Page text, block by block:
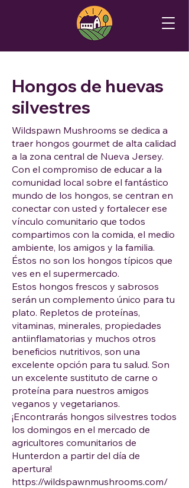
Hongos de huevas
silvestres
Wildspawn Mushrooms se dedica a
traer hongos gourmet de alta calidad
a la zona central de Nueva Jersey.
Con el compromiso de educar a la
comunidad local sobre el fantástico
mundo de los hongos, se centran en
conectar con usted y fortalecer ese
vínculo comunitario que todos
compartimos con la comida, el medio
ambiente, los amigos y la familia.
Éstos no son los hongos típicos que
ves en el supermercado.
Estos hongos frescos y sabrosos
serán un complemento único para tu
plato. Repletos de proteínas,
vitaminas, minerales, propiedades
antiinflamatorias y muchos otros
beneficios nutritivos, son una
excelente opción para tu salud. Son
un excelente sustituto de carne o
proteína para nuestros amigos
veganos y vegetarianos.
¡Encontrarás hongos silvestres todos
los domingos en el mercado de
agricultores comunitarios de
Hunterdon a partir del día de
apertura!
https://wildspawnmushrooms.com/